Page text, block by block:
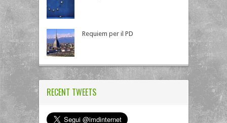
Requiem per il PD
RECENT TWEETS